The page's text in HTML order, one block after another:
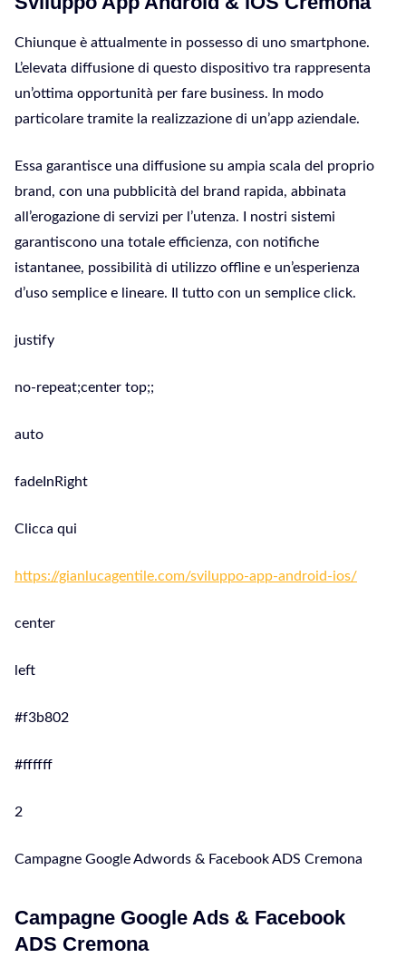
Chiunque è attualmente in possesso di uno smartphone.
L’elevata diffusione di questo dispositivo tra rappresenta
un’ottima opportunità per fare business. In modo
particolare tramite la realizzazione di un’app aziendale.
Essa garantisce una diffusione su ampia scala del proprio
brand, con una pubblicità del brand rapida, abbinata
all’erogazione di servizi per l’utenza. I nostri sistemi
garantiscono una totale efficienza, con notifiche
istantanee, possibilità di utilizzo offline e un’esperienza
d’uso semplice e lineare. Il tutto con un semplice click.
justify
no-repeat;center top;;
auto
fadeInRight
Clicca qui
https://gianlucagentile.com/sviluppo-app-android-ios/
center
left
#f3b802
#ffffff
2
Campagne Google Adwords & Facebook ADS Cremona
Campagne Google Ads & Facebook
ADS Cremona